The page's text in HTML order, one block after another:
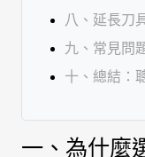
八、延長刀
九、常見問
十、總結：
一、為什麼